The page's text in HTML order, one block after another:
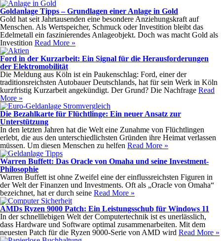
Goldanlage Tipps – Grundlagen einer Anlage in Gold
Gold hat seit Jahrtausenden eine besondere Anziehungskraft auf
Menschen. Als Wertspeicher, Schmuck oder Investition bleibt das
Edelmetall ein faszinierendes Anlageobjekt. Doch was macht Gold als
Investition Read More »
Ford in der Kurzarbeit: Ein Signal für die Herausforderungen
der Elektromobilität
Die Meldung aus Köln ist ein Paukenschlag: Ford, einer der
traditionsreichsten Autobauer Deutschlands, hat für sein Werk in Köln
kurzfristig Kurzarbeit angekündigt. Der Grund? Die Nachfrage Read
More »
Die Bezahlkarte für Flüchtlinge: Ein neuer Ansatz zur
Unterstützung
In den letzten Jahren hat die Welt eine Zunahme von Flüchtlingen
erlebt, die aus den unterschiedlichsten Gründen ihre Heimat verlassen
müssen. Um diesen Menschen zu helfen Read More »
Warren Buffett: Das Oracle von Omaha und seine Investment-
Philosophie
Warren Buffett ist ohne Zweifel eine der einflussreichsten Figuren in
der Welt der Finanzen und Investments. Oft als „Oracle von Omaha“
bezeichnet, hat er durch seine Read More »
AMDs Ryzen 9000 Patch: Ein Leistungsschub für Windows 11
In der schnelllebigen Welt der Computertechnik ist es unerlässlich,
dass Hardware und Software optimal zusammenarbeiten. Mit dem
neuesten Patch für die Ryzen 9000-Serie von AMD wird Read More »